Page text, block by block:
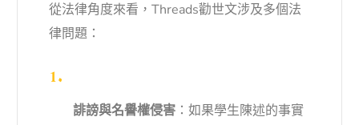
從法律角度來看，Threads勸世文涉及多個法
律問題：
誹謗與名譽權侵害：如果學生陳述的事實